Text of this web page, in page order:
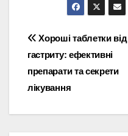
Навігація
записів
Хороші таблетки від
гастриту: ефективні
препарати та секрети
лікування